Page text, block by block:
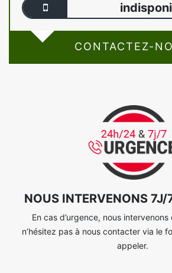
CONTACTEZ-
NOUS INTERVENONS
En cas d’urgence, nous intervenons
n’hésitez pas à nous contacter via le
appeler.